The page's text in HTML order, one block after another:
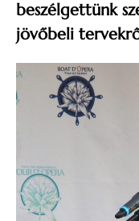
beszélgettünk
jövőbeli